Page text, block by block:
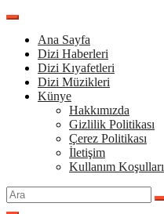
İçeriğe
Ana Sayfa
Dizi Haberleri
Dizi Kıyafetleri
Dizi Müzikleri
Künye
Hakkımızda
Gizlilik Politikası
Çerez Politikası
İletişim
Kullanım Koşulları
Arama
yap: